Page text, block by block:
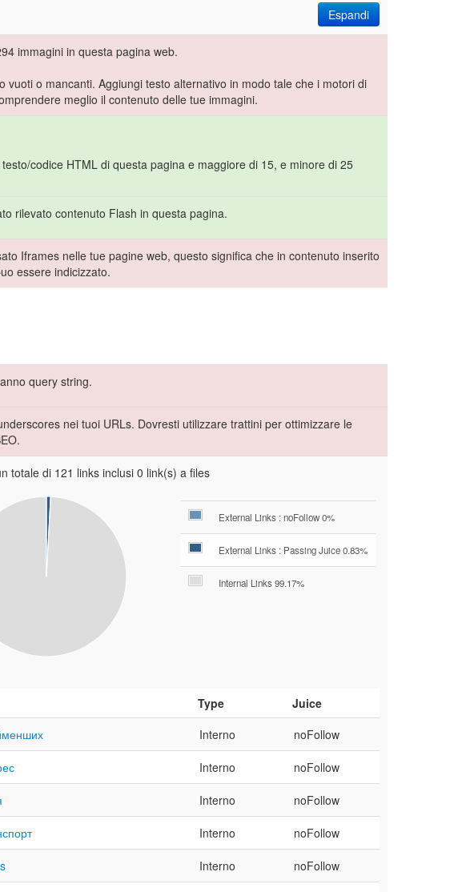
Espandi
immagini in questa pagina web.
vuoti o mancanti. Aggiungi testo alternativo in modo tale che i motori di
meglio il contenuto delle tue immagini.
codice HTML di questa pagina e maggiore di 15, e minore di 25
rilevato contenuto Flash in questa pagina.
Iframes nelle tue pagine web, questo significa che in contenuto inserito
essere indicizzato.
query string.
nei tuoi URLs. Dovresti utilizzare trattini per ottimizzare le
totale di 121 links inclusi 0 link(s) a files
External Links : noFollow 0%
External Links : Passing Juice 0.83%
Internal Links 99.17%
Type
Juice
Interno noFollow
Interno noFollow
Interno noFollow
Interno noFollow
Interno noFollow